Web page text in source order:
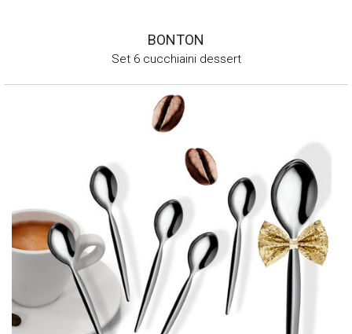
BONTON
Set 6 cucchiaini dessert